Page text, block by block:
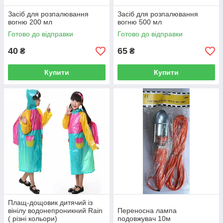
Засіб для розпалювання
вогню 200 мл
Готово до відправки
40 ₴
Купити
Засіб для розпалювання
вогню 500 мл
Готово до відправки
65 ₴
Купити
Плащ-дощовик дитячий із
вінілу водонепроникний Rain
( різні кольори)
Переносна лампа
подовжувач 10м